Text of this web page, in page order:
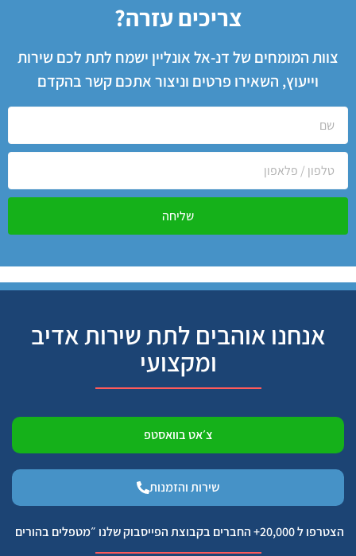
צריכים עזרה?
צוות המומחים של דנ-אל אונליין ישמח לתת לכם שירות
וייעוץ, השאירו פרטים וניצור אתכם קשר בהקדם
שליחה
אנחנו אוהבים לתת שירות אדיב
ומקצועי
צ׳אט בוואסטפ
שירות והזמנות
הצטרפו ל 20,000+ החברים בקבוצת הפייסבוק שלנו ״מטפלים בהורים